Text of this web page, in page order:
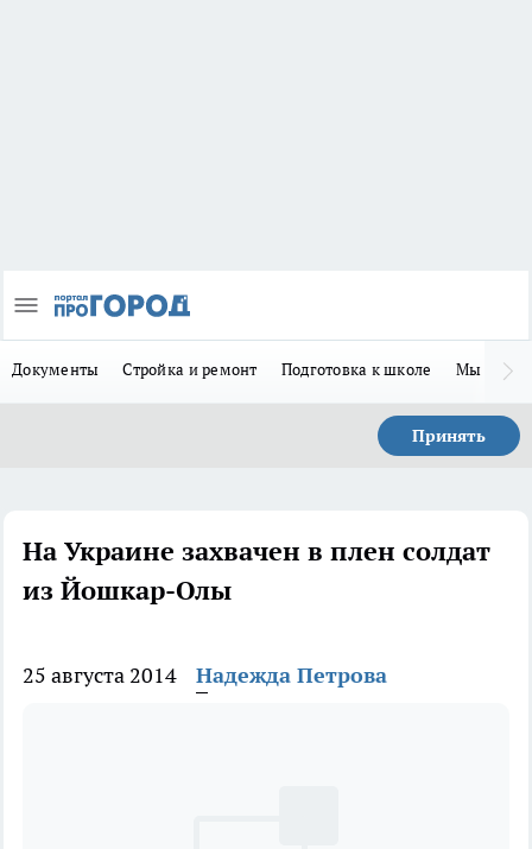
Документы Стройка и ремонт Подготовка к школе Мы в MAX
Принять
На Украине захвачен в плен солдат
из Йошкар-Олы
25 августа 2014 Надежда Петрова